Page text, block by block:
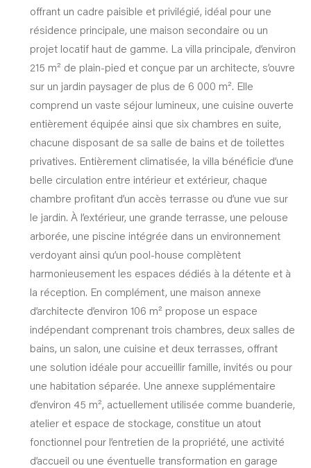
offrant un cadre paisible et privilégié, idéal pour une
résidence principale, une maison secondaire ou un
projet locatif haut de gamme. La villa principale, d’environ
215 m² de plain-pied et conçue par un architecte, s’ouvre
sur un jardin paysager de plus de 6 000 m². Elle
comprend un vaste séjour lumineux, une cuisine ouverte
entièrement équipée ainsi que six chambres en suite,
chacune disposant de sa salle de bains et de toilettes
privatives. Entièrement climatisée, la villa bénéficie d’une
belle circulation entre intérieur et extérieur, chaque
chambre profitant d’un accès terrasse ou d’une vue sur
le jardin. À l’extérieur, une grande terrasse, une pelouse
arborée, une piscine intégrée dans un environnement
verdoyant ainsi qu’un pool-house complètent
harmonieusement les espaces dédiés à la détente et à
la réception. En complément, une maison annexe
d’architecte d’environ 106 m² propose un espace
indépendant comprenant trois chambres, deux salles de
bains, un salon, une cuisine et deux terrasses, offrant
une solution idéale pour accueillir famille, invités ou pour
une habitation séparée. Une annexe supplémentaire
d’environ 45 m², actuellement utilisée comme buanderie,
atelier et espace de stockage, constitue un atout
fonctionnel pour l’entretien de la propriété, une activité
d’accueil ou une éventuelle transformation en garage